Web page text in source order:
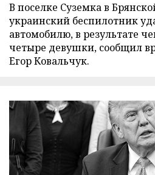
В поселке Суземка в
украинский беспилотник
автомобилю, в результате
четыре девушки, сообщил
Егор Ковальчук.